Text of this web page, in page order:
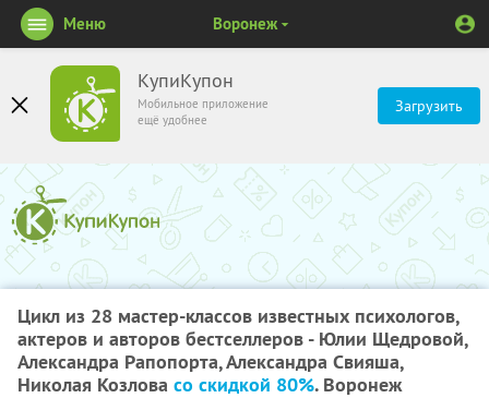
КупиКупон
Мобильное приложение
ещё удобнее
Загрузить
Меню Воронеж
Цикл из 28 мастер-классов известных психологов,
актеров и авторов бестселлеров - Юлии Щедровой,
Александра Рапопорта, Александра Свияша,
Николая Козлова со скидкой 80%. Воронеж